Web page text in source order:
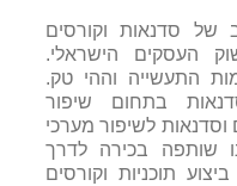
של סדנאות וקורסים
העסקים הישראלי.
התעשייה וההי טק.
בתחום שיפור
וסדנאות לשיפור מערכי
שותפה בכירה לדרך
תוכניות וקורסים